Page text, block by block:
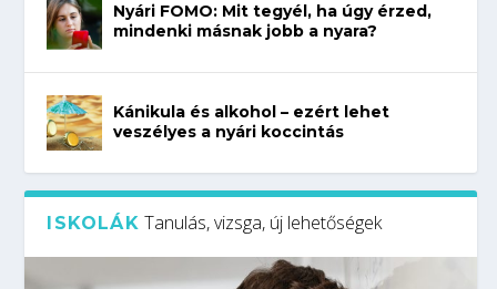
Nyári FOMO: Mit tegyél, ha úgy érzed,
mindenki másnak jobb a nyara?
Kánikula és alkohol – ezért lehet
veszélyes a nyári koccintás
ISKOLÁK Tanulás, vizsga, új lehetőségek